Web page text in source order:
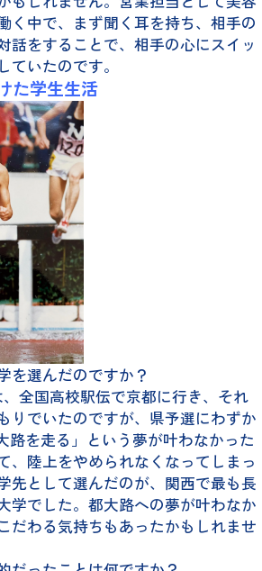
く中で、まず聞く耳を持ち、相手の
話をすることで、相手の心にスイッ
ていたのです。
た学生生活
選んだのですか？
全国高校駅伝で京都に行き、それ
りでいたのですが、県予選にわずか
路を走る」という夢が叶わなかった
、陸上をやめられなくなってしまっ
先として選んだのが、関西で最も長
学でした。都大路への夢が叶わなか
だわる気持ちもあったかもしれませ